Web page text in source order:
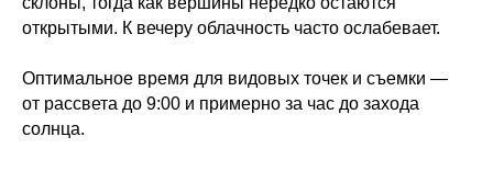
открытыми. К вечеру облачность часто ослабевает.
Оптимальное время для видовых точек и съемки —
от рассвета до 9:00 и примерно за час до захода
солнца.